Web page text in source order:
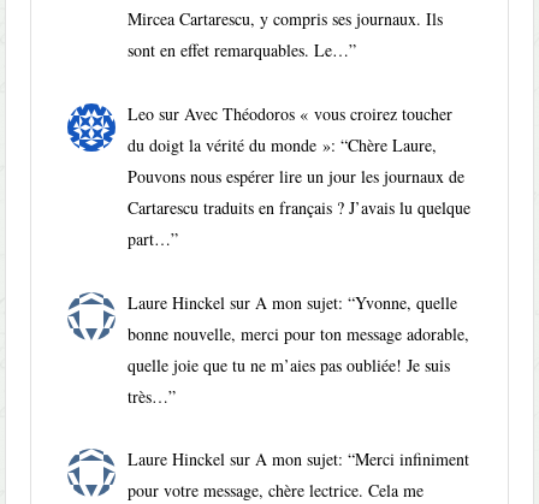
Mircea Cartarescu, y compris ses journaux. Ils
sont en effet remarquables. Le…”
Leo sur Avec Théodoros « vous croirez toucher
du doigt la vérité du monde »: “Chère Laure,
Pouvons nous espérer lire un jour les journaux de
Cartarescu traduits en français ? J’avais lu quelque
part…”
Laure Hinckel sur A mon sujet: “Yvonne, quelle
bonne nouvelle, merci pour ton message adorable,
quelle joie que tu ne m’aies pas oubliée! Je suis
très…”
Laure Hinckel surA mon sujet: “Merci infiniment
pour votre message, chère lectrice. Cela me